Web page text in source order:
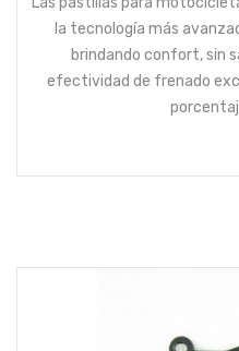
la tecnología más
brindando confort, sin
efectividad de frenado